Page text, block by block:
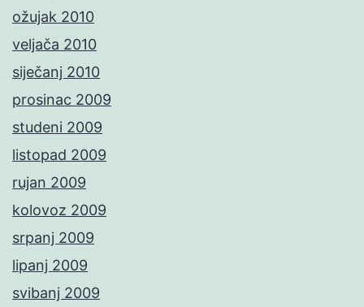
ožujak 2010
veljača 2010
siječanj 2010
prosinac 2009
studeni 2009
listopad 2009
rujan 2009
kolovoz 2009
srpanj 2009
lipanj 2009
svibanj 2009